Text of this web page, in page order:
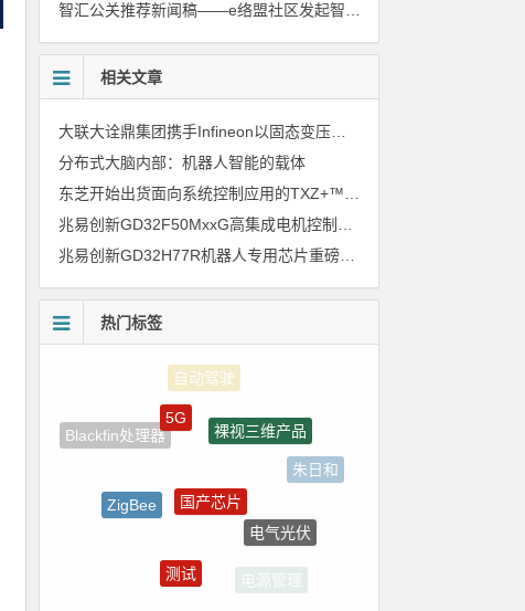
相关文章
大联大诠鼎集团携手Infineon以固态变压器重构配电效率新标杆
分布式大脑内部：机器人智能的载体
兆易创新GD32H77R机器人专用芯片重磅亮相，精准赋能伺服驱动与关节控制
热门标签
Blackfin处理器
5G
朱日和
电源管理